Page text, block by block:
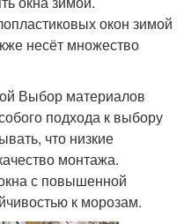
окон зимой
несёт множество
Выбор материалов
подхода к выбору
что низкие
монтажа.
с повышенной
к морозам.